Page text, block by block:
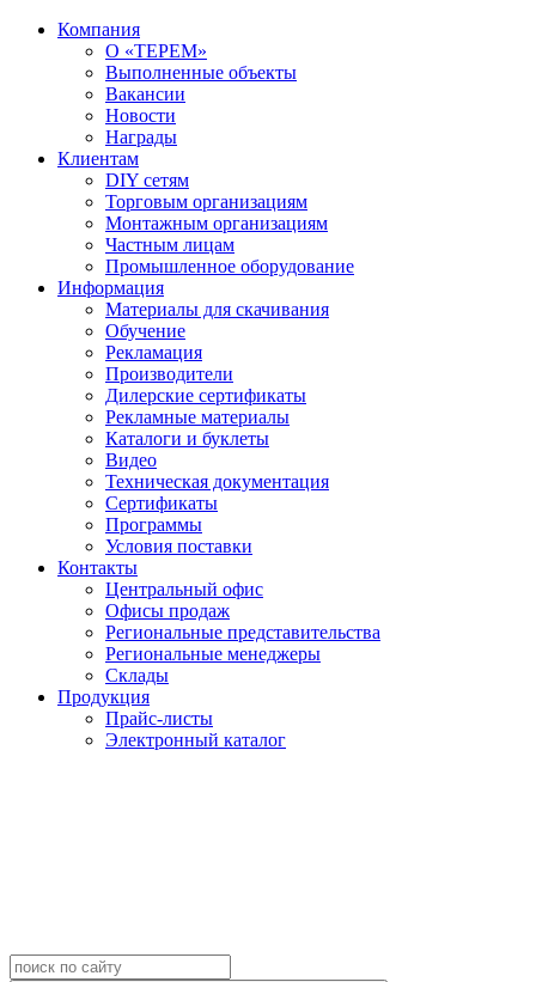
Компания
О «ТЕРЕМ»
Выполненные объекты
Вакансии
Новости
Награды
Клиентам
DIY сетям
Торговым организациям
Монтажным организациям
Частным лицам
Промышленное оборудование
Информация
Материалы для скачивания
Обучение
Рекламация
Производители
Дилерские сертификаты
Рекламные материалы
Каталоги и буклеты
Видео
Техническая документация
Сертификаты
Программы
Условия поставки
Контакты
Центральный офис
Офисы продаж
Региональные представительства
Региональные менеджеры
Склады
Продукция
Прайс-листы
Электронный каталог